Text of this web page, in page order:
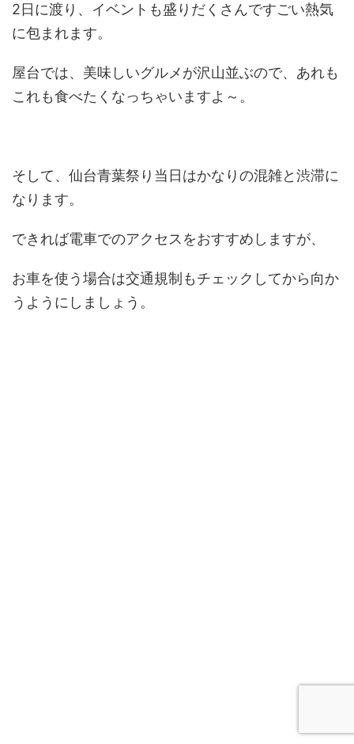
2日に渡り、イベントも盛りだくさんですごい熱気
に包まれます。
屋台では、美味しいグルメが沢山並ぶので、あれも
これも食べたくなっちゃいますよ～。
そして、仙台青葉祭り当日はかなりの混雑と渋滞に
なります。
できれば電車でのアクセスをおすすめしますが、
お車を使う場合は交通規制もチェックしてから向か
うようにしましょう。